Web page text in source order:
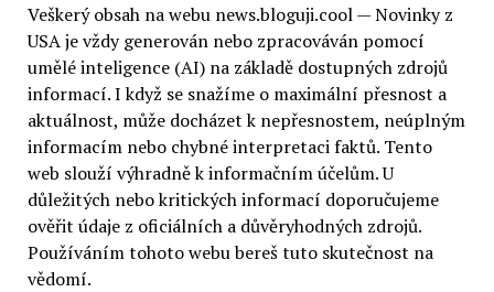
Veškerý obsah na webu news.bloguji.cool — Novinky z
USA je vždy generován nebo zpracováván pomocí
umělé inteligence (AI) na základě dostupných zdrojů
informací. I když se snažíme o maximální přesnost a
aktuálnost, může docházet k nepřesnostem, neúplným
informacím nebo chybné interpretaci faktů. Tento
web slouží výhradně k informačním účelům. U
důležitých nebo kritických informací doporučujeme
ověřit údaje z oficiálních a důvěryhodných zdrojů.
Používáním tohoto webu bereš tuto skutečnost na
vědomí.